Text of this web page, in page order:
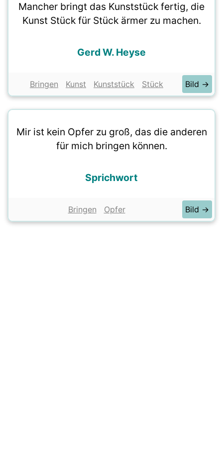
Mancher bringt das Kunststück fertig, die
Kunst Stück für Stück ärmer zu machen.
Gerd W. Heyse
Bringen Kunst Kunststück Stück Bild →
Mir ist kein Opfer zu groß, das die anderen
für mich bringen können.
Sprichwort
Bringen Opfer Bild →